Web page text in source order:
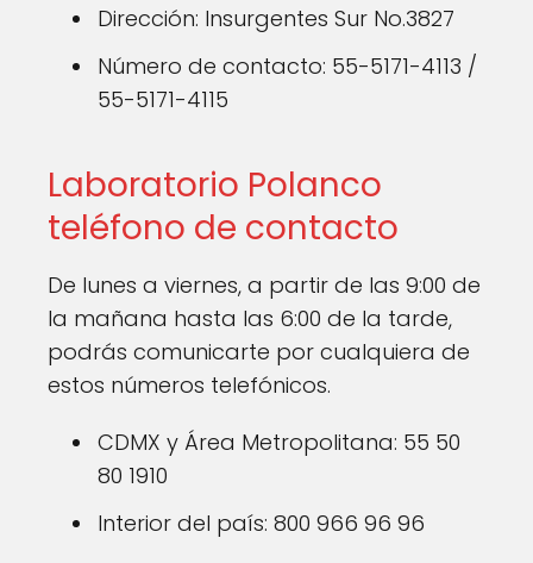
Dirección: Insurgentes Sur No.3827
Número de contacto: 55-5171-4113 /
55-5171-4115
Laboratorio Polanco
teléfono de contacto
De lunes a viernes, a partir de las 9:00 de
la mañana hasta las 6:00 de la tarde,
podrás comunicarte por cualquiera de
estos números telefónicos.
CDMX y Área Metropolitana: 55 50
80 1910
Interior del país: 800 966 96 96